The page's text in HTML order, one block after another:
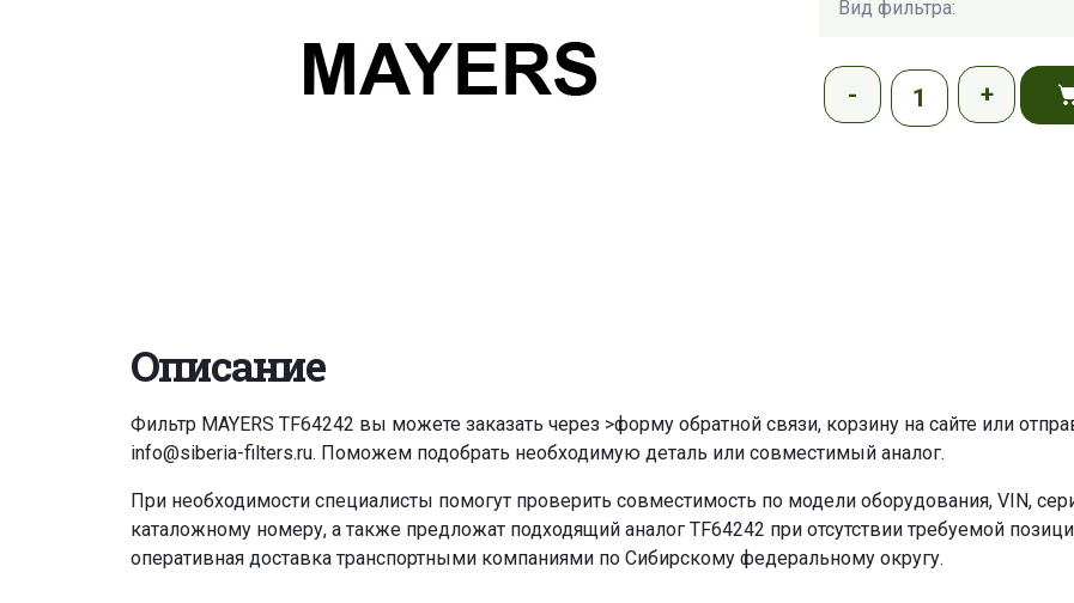
Вид фильтра:
Описание
Фильтр MAYERS TF64242 вы можете заказать через >форму обратной связи, корзину на сайте или
info@siberia-filters.ru. Поможем подобрать необходимую деталь или совместимый аналог.
При необходимости специалисты помогут проверить совместимость по модели оборудования, VIN,
каталожному номеру, а также предложат подходящий аналог TF64242 при отсутствии требуемой
оперативная доставка транспортными компаниями по Сибирскому федеральному округу.